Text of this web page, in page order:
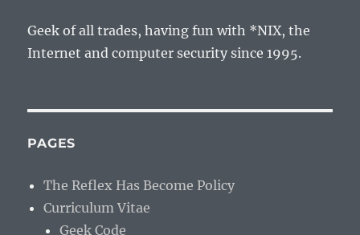
Geek of all trades, having fun with *NIX, the
Internet and computer security since 1995.
PAGES
The Reflex Has Become Policy
Curriculum Vitae
Geek Code